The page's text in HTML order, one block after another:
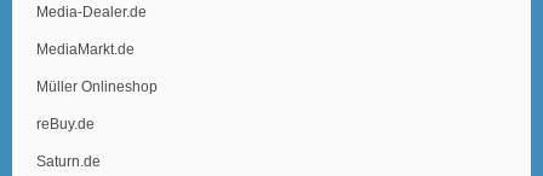
Media-Dealer.de
MediaMarkt.de
Müller Onlineshop
reBuy.de
Saturn.de